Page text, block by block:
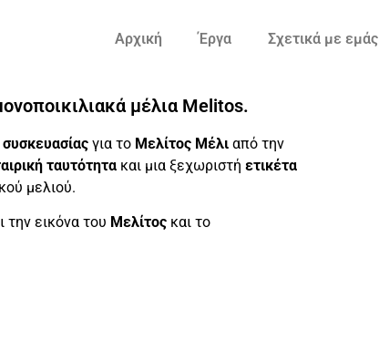
Αρχική Έργα Σχετικά με εμάς
μέλια Melitos.
για το Μελίτος Μέλι από την
ταυτότητα και μια ξεχωριστή ετικέτα
μελιού.
την εικόνα του Μελίτος και το